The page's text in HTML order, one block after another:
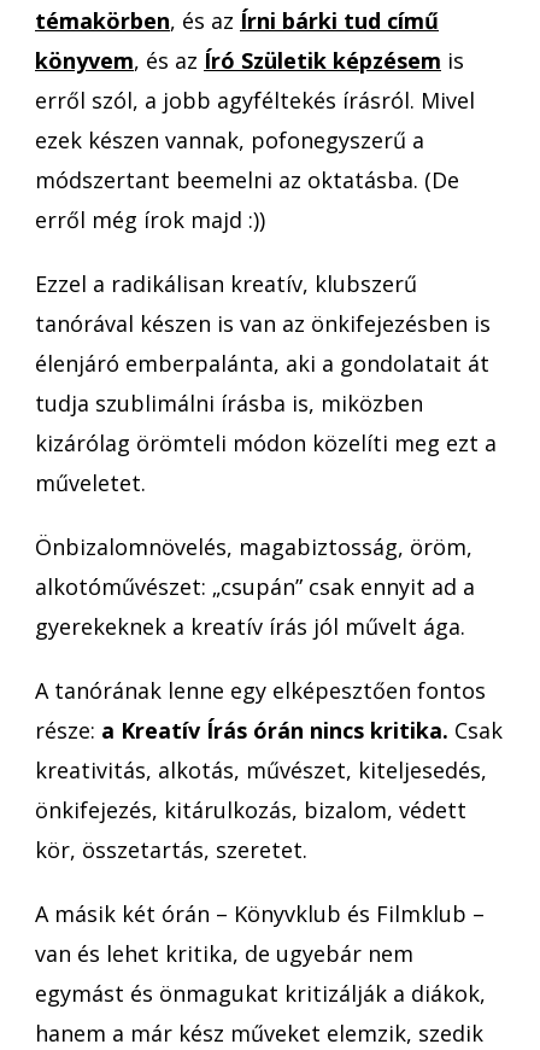
témakörben, és az Írni bárki tud című
könyvem, és az Író Születik képzésem is
erről szól, a jobb agyféltekés írásról. Mivel
ezek készen vannak, pofonegyszerű a
módszertant beemelni az oktatásba. (De
erről még írok majd :))
Ezzel a radikálisan kreatív, klubszerű
tanórával készen is van az önkifejezésben is
élenjáró emberpalánta, aki a gondolatait át
tudja szublimálni írásba is, miközben
kizárólag örömteli módon közelíti meg ezt a
műveletet.
Önbizalomnövelés, magabiztosság, öröm,
alkotóművészet: „csupán” csak ennyit ad a
gyerekeknek a kreatív írás jól művelt ága.
A tanórának lenne egy elképesztően fontos
része: a Kreatív Írás órán nincs kritika. Csak
kreativitás, alkotás, művészet, kiteljesedés,
önkifejezés, kitárulkozás, bizalom, védett
kör, összetartás, szeretet.
A másik két órán – Könyvklub és Filmklub –
van és lehet kritika, de ugyebár nem
egymást és önmagukat kritizálják a diákok,
hanem a már kész műveket elemzik, szedik